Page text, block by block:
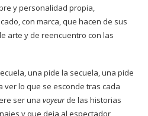
y personalidad propia,
con marca, que hacen de sus
arte y de reencuentro con las
una pide la secuela, una pide
lo que se esconde tras cada
ser una voyeurde las historias
y que deja al espectador